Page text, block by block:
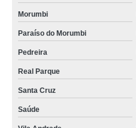
Morumbi
Paraíso do Morumbi
Pedreira
Real Parque
Santa Cruz
Saúde